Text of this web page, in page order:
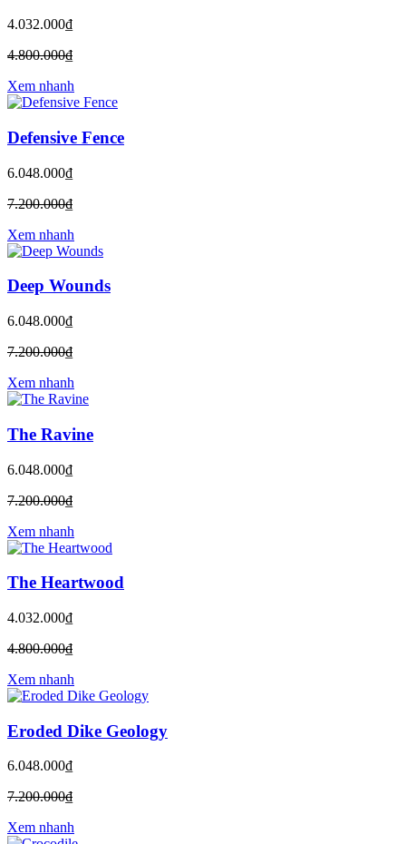
4.032.000₫
4.800.000₫
Xem nhanh
Defensive Fence
6.048.000₫
7.200.000₫
Xem nhanh
Deep Wounds
6.048.000₫
7.200.000₫
Xem nhanh
The Ravine
6.048.000₫
7.200.000₫
Xem nhanh
The Heartwood
4.032.000₫
4.800.000₫
Xem nhanh
Eroded Dike Geology
6.048.000₫
7.200.000₫
Xem nhanh